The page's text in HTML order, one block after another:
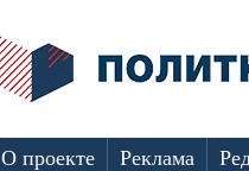
О проекте Реклама